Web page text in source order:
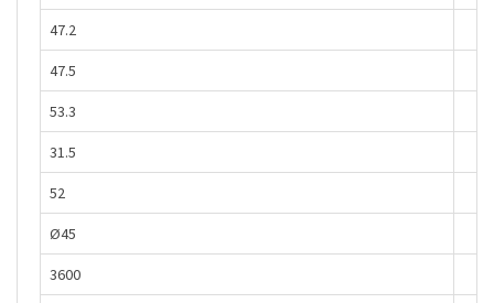
47.2
47.5
53.3
31.5
52
Ø45
3600